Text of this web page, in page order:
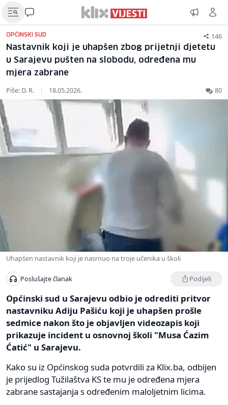
OPĆINSKI SUD 146
Nastavnik koji je uhapšen zbog prijetnji djetetu
u Sarajevu pušten na slobodu, određena mu
mjera zabrane
Piše: D. R. | 18.05.2026. 80
Uhapšen nastavnik koji je nasrnuo na troje učenika u školi
Poslušajte članak Podijeli
Općinski sud u Sarajevu odbio je odrediti pritvor
nastavniku Adiju Pašiću koji je uhapšen prošle
sedmice nakon što je objavljen videozapis koji
prikazuje incident u osnovnoj školi "Musa Ćazim
Ćatić" u Sarajevu.
Kako su iz Općinskog suda potvrdili za Klix.ba, odbijen
je prijedlog Tužilaštva KS te mu je određena mjera
zabrane sastajanja s određenim maloljetnim licima.